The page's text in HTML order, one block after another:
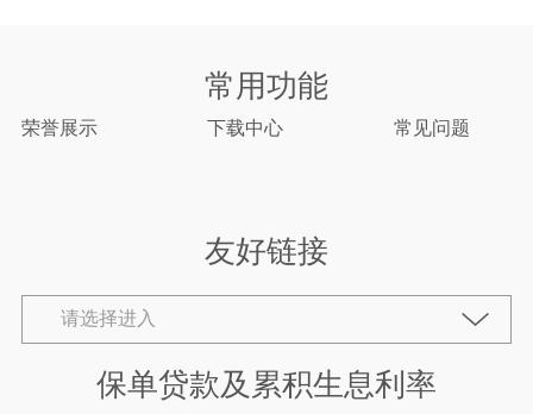
常用功能
荣誉展示 下载中心 常见问题
友好链接
保单贷款及累积生息利率